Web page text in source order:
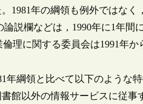
1981年の綱領も例外ではなく
論説欄などは，1990年に1年間
理に関する委員会は1991年か
年綱領と比べて以下のような
館以外の情報サービスに従事